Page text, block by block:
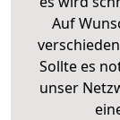
Auf
Sollte es
unser